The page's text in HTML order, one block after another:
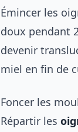
Émincer les
doux pendant
devenir
miel en fin de
Foncer les
Répartir les